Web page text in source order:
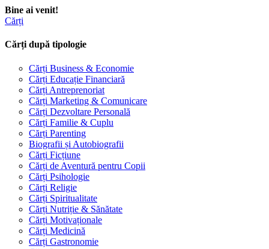
Bine ai venit!
Cărți
Cărți după tipologie
Cărți Business & Economie
Cărți Educație Financiară
Cărți Antreprenoriat
Cărți Marketing & Comunicare
Cărți Dezvoltare Personală
Cărți Familie & Cuplu
Cărți Parenting
Biografii și Autobiografii
Cărți Ficțiune
Cărți de Aventură pentru Copii
Cărți Psihologie
Cărți Religie
Cărți Spiritualitate
Cărți Nutriție & Sănătate
Cărți Motivaționale
Cărți Medicină
Cărți Gastronomie